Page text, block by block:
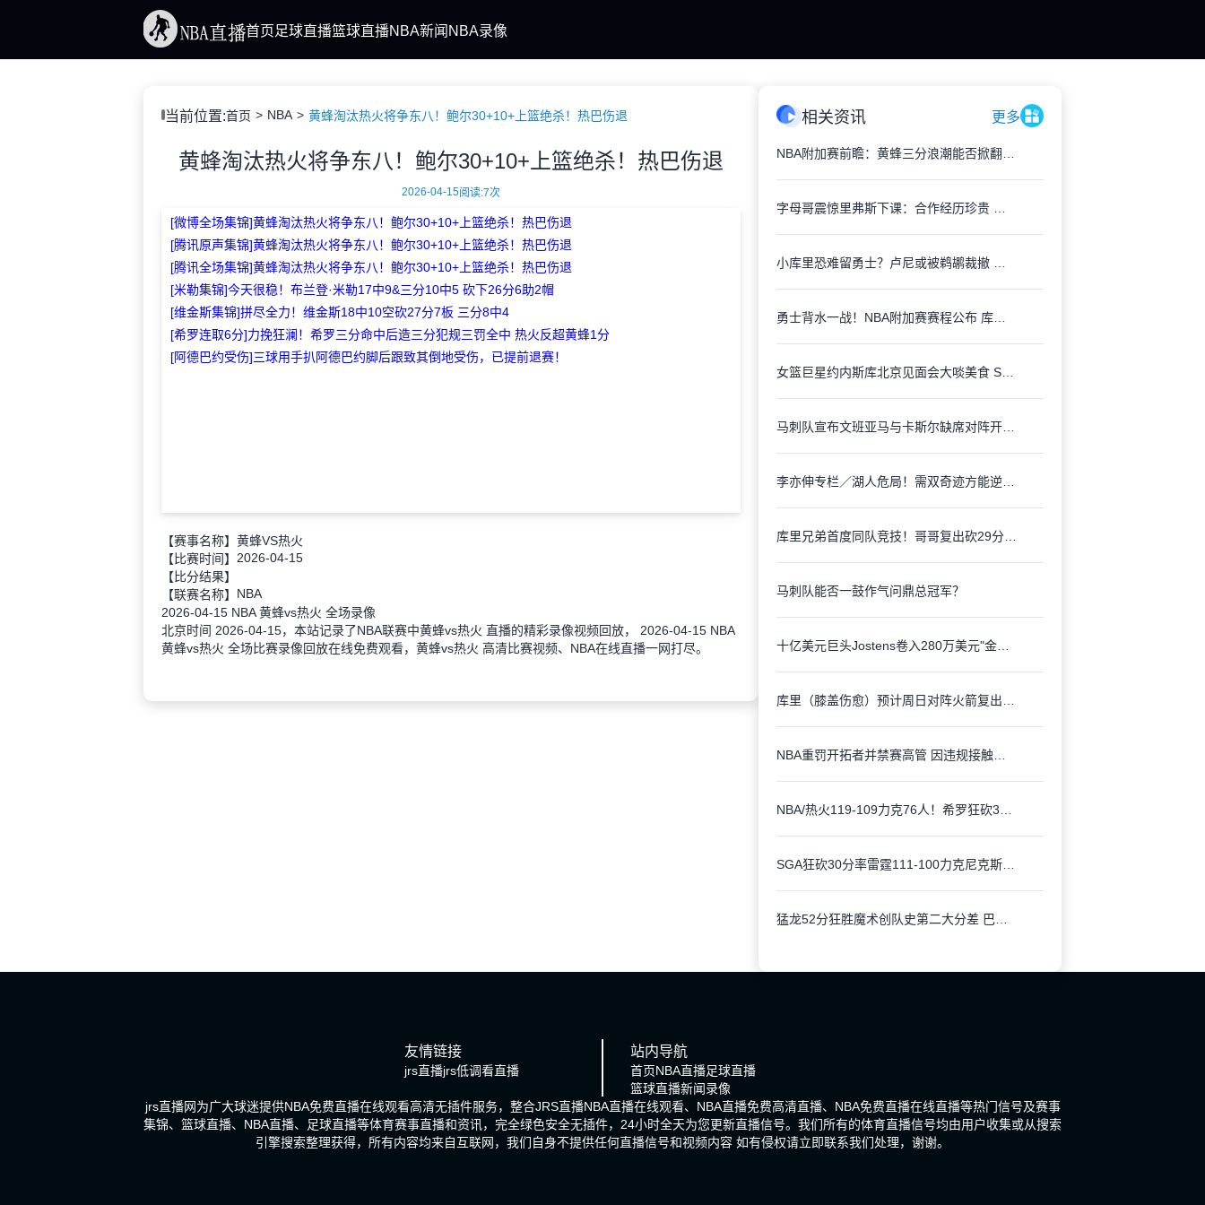
首页足球直播篮球直播NBA新闻 NBA录像
当前位置:首页 NBA 黄蜂淘汰热火将争东八！鲍尔30+10+上篮绝杀！热巴伤退
黄蜂淘汰热火将争东八！鲍尔30+10+上篮绝杀！热巴伤退
2026-04-15阅读:7次
[微博全场集锦]黄蜂淘汰热火将争东八！鲍尔30+10+上篮绝杀！热巴伤退
[腾讯原声集锦]黄蜂淘汰热火将争东八！鲍尔30+10+上篮绝杀！热巴伤退
[腾讯全场集锦]黄蜂淘汰热火将争东八！鲍尔30+10+上篮绝杀！热巴伤退
[米勒集锦]今天很稳！布兰登·米勒17中9&三分10中5 砍下26分6助2帽
[维金斯集锦]拼尽全力！维金斯18中10空砍27分7板 三分8中4
[希罗连取6分]力挽狂澜！希罗三分命中后造三分犯规三罚全中 热火反超黄蜂1分
[阿德巴约受伤]三球用手扒阿德巴约脚后跟致其倒地受伤，已提前退赛！
【赛事名称】 黄蜂VS热火
【比赛时间】 2026-04-15
【比分结果】
【联赛名称】 NBA
2026-04-15 NBA 黄蜂vs热火 全场录像
北京时间 2026-04-15，本站记录了NBA联赛中黄蜂vs热火 直播的精彩录像视频回放， 2026-04-15 NBA
黄蜂vs热火 全场比赛录像回放在线免费观看，黄蜂vs热火 高清比赛视频、NBA在线直播一网打尽。
相关资讯 更多
马刺队能否一鼓作气问鼎总冠军？
友情链接
jrs直播jrs低调看直播
站内导航
首页NBA直播足球直播
篮球直播新闻录像
jrs直播网为广大球迷提供NBA免费直播在线观看高清无插件服务，整合JRS直播NBA直播在线观看、NBA直播免费高清直播、NBA免费直播在线直播等热门信号及赛事
集锦、篮球直播、NBA直播、足球直播等体育赛事直播和资讯，完全绿色安全无插件，24小时全天为您更新直播信号。我们所有的体育直播信号均由用户收集或从搜索
引擎搜索整理获得，所有内容均来自互联网，我们自身不提供任何直播信号和视频内容 如有侵权请立即联系我们处理，谢谢。